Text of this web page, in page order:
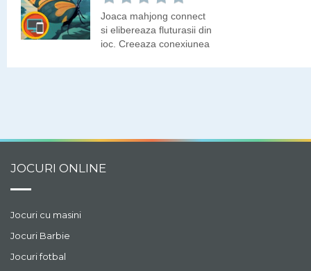
Joaca mahjong connect
si elibereaza fluturasii din
joc. Creeaza conexiunea
JOCURI ONLINE
Jocuri cu masini
Jocuri Barbie
Jocuri fotbal